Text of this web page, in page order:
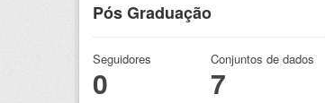
Pós Graduação
Seguidores
0
Conjuntos de dados
7